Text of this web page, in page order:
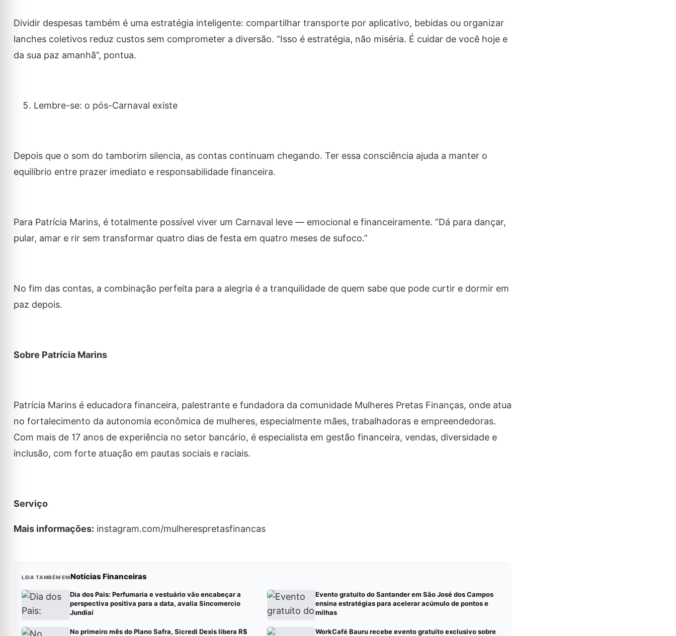
Dividir despesas também é uma estratégia inteligente: compartilhar transporte por aplicativo, bebidas ou organizar
lanches coletivos reduz custos sem comprometer a diversão. “Isso é estratégia, não miséria. É cuidar de você hoje e
da sua paz amanhã”, pontua.
Lembre-se: o pós-Carnaval existe
Depois que o som do tamborim silencia, as contas continuam chegando. Ter essa consciência ajuda a manter o
equilíbrio entre prazer imediato e responsabilidade financeira.
Para Patrícia Marins, é totalmente possível viver um Carnaval leve — emocional e financeiramente. “Dá para dançar,
pular, amar e rir sem transformar quatro dias de festa em quatro meses de sufoco.”
No fim das contas, a combinação perfeita para a alegria é a tranquilidade de quem sabe que pode curtir e dormir em
paz depois.
Sobre Patrícia Marins
Patrícia Marins é educadora financeira, palestrante e fundadora da comunidade Mulheres Pretas Finanças, onde atua
no fortalecimento da autonomia econômica de mulheres, especialmente mães, trabalhadoras e empreendedoras.
Com mais de 17 anos de experiência no setor bancário, é especialista em gestão financeira, vendas, diversidade e
inclusão, com forte atuação em pautas sociais e raciais.
Serviço
Mais informações: instagram.com/mulherespretasfinancas
LEIA TAMBÉM EMNotícias Financeiras
Dia dos Pais: Perfumaria e vestuário vão encabeçar a
perspectiva positiva para a data, avalia Sincomercio
Jundiaí
Evento gratuito do Santander em São José dos Campos
ensina estratégias para acelerar acúmulo de pontos e
milhas
No primeiro mês do Plano Safra, Sicredi Dexis libera R$ WorkCafé Bauru recebe evento gratuito exclusivo sobre